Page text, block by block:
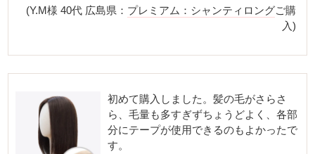
(Y.M様 40代 広島県： プレミアム：シャンティロングご購
入)
初めて購入しました。髪の毛がさらさ
ら、毛量も多すぎずちょうどよく、各部
分にテープが使用できるのもよかったで
す。